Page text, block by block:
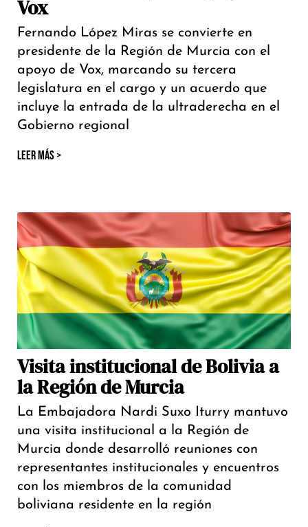
Vox
Fernando López Miras se convierte en
presidente de la Región de Murcia con el
apoyo de Vox, marcando su tercera
legislatura en el cargo y un acuerdo que
incluye la entrada de la ultraderecha en el
Gobierno regional
LEER MÁS >
Visita institucional de Bolivia a
la Región de Murcia
La Embajadora Nardi Suxo Iturry mantuvo
una visita institucional a la Región de
Murcia donde desarrolló reuniones con
representantes institucionales y encuentros
con los miembros de la comunidad
boliviana residente en la región